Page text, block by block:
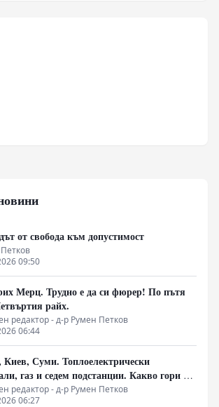
от свобода към допустимост
09:50
Мерц. Трудно е да си фюрер! По пътя
райх.
редактор - д-р Румен Петков
06:44
Киев, Суми. Топлоелектрически
газ и седем подстанции. Какво гори в
тази вечер?
редактор - д-р Румен Петков
06:27